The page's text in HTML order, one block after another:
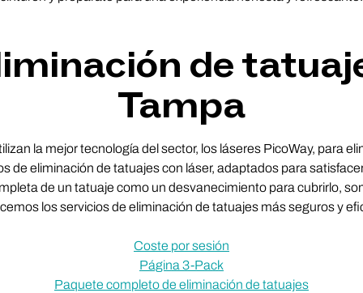
de
Tampa
la mejor tecnología del sector, los láseres PicoWay, para
de eliminación de tatuajes con láser, adaptados para
de un tatuaje como un desvanecimiento para cubrirlo,
los servicios de eliminación de tatuajes más seguros y
Coste por sesión
Página 3-Pack
Paquete completo de eliminación de tatuajes